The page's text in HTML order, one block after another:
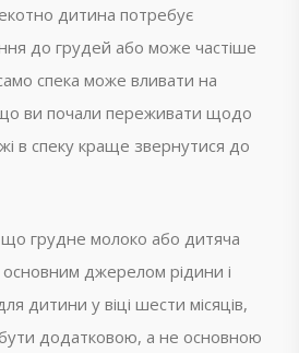
дитина потребує
до грудей або може частіше
спека може вливати на
ви почали переживати щодо
в спеку краще звернутися до
грудне молоко або дитяча
джерелом рідини і
дитини у віці шести місяців,
додатковою, а не основною